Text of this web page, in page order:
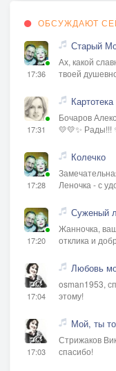
ОБСУЖДАЮТ
17:36
Старый
Ах, какой
твоей
17:31
Бочаров
💛💛✨ Рады!!!
17:28
Колечко
Леночка - с
17:20
Суженый
Жанночка,
отклика и
17:04
Любовь
osman1953,
этому!
17:03
Мой, ты
Стрижаков
спасибо!